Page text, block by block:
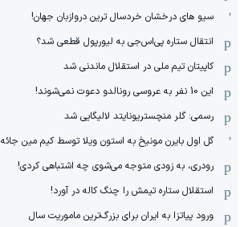
سیو های درخشان خردسال ترین دروازبان جهان!
انتقال ستاره پی‌اس‌جی به لیورپول قطعی شد؟
کاپیتان تیم ملی در استقلال ماندنی شد
این 10 نفر به عروسی رونالدو دعوت نمی‌شوند!
رسمی: گلر منچستریونایتد لالیگایی شد
گل اول بایرن مونیخ به استون ویلا توسط کیم مین جائه
رودری، به زودی متوجه می‌شوی چه اشتباهی کردی!
استقلال ستاره تیمش را چنگ کاله در آورد!
ورود پیاتزا به ایران برای بزرگ‌ترین ماموریت سال